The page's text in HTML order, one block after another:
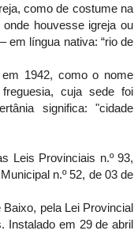
como de costume na
houvesse igreja ou
em língua nativa: “rio de
1942, como o nome
cuja sede foi
significa: "cidade
Leis Provinciais n.º 93,
n.º 52, de 03 de
pela Lei Provincial
Instalado em 29 de abril